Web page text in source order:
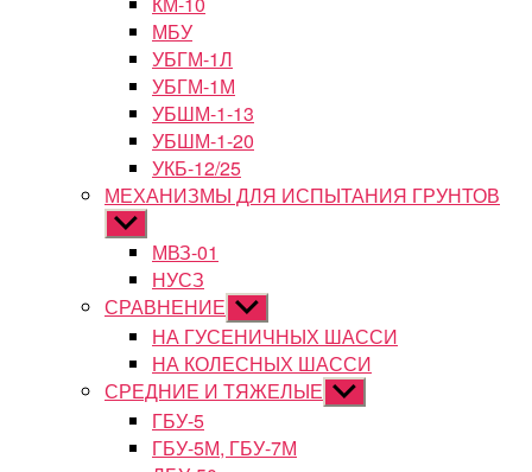
МБУ
УБГМ-1Л
УБГМ-1М
УБШМ-1-13
УБШМ-1-20
УКБ-12/25
МЕХАНИЗМЫ ДЛЯ ИСПЫТАНИЯ ГРУНТОВ
Показывать
подменюМВЗ-01
НУСЗ
СРАВНЕНИЕ Показывать
подменю
НА ГУСЕНИЧНЫХ ШАССИ
НА КОЛЕСНЫХ ШАССИ
СРЕДНИЕ И ТЯЖЕЛЫЕ Показывать
подменю
ГБУ-5
ГБУ-5М, ГБУ-7М